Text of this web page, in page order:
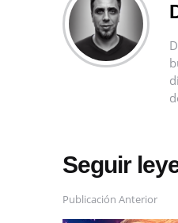
Seguir
Publicación Anterior